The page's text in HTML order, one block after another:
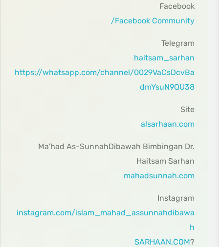
Facebook
Facebook Community/
Telegram
haitsam_sarhan
https://whatsapp.com/channel/0029VaCsDcvBa
dmYsuN9QU38
Site
alsarhaan.com
Ma'had As-SunnahDibawah Bimbingan Dr.
Haitsam Sarhan
mahadsunnah.com
Instagram
instagram.com/islam_mahad_assunnahdibawa
h
?
SARHAAN.COM